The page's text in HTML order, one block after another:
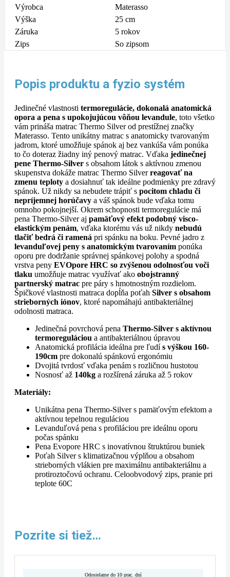
Výrobca
Materasso
Výška
25 cm
Záruka
5 rokov
Zips
So zipsom
Popis produktu a fyzio systém
Jedinečné vlastnosti termoregulácie, dokonalá anatomická
opora a pena s upokojujúcou vôňou levandule, toto všetko
vám prináša matrac Thermo Silver od prestížnej značky
Materasso. Tento unikátny matrac s anatomicky tvarovaným
jadrom, ktoré umožňuje spánok aj bez vankúša vám ponúka
to čo doteraz žiadny iný penový matrac. Vďaka jedinečnej
pene Thermo-Silver s obsahom látok s aktívnou zmenou
skupenstva dokáže matrac Thermo Silverreagovať na
zmenu teploty a dosiahnuť tak ideálne podmienky pre zdravý
spánok. Už nikdy sa nebudete trápiť s pocitom chladu či
nepríjemnej horúčavy a váš spánok bude vďaka tomu
omnoho pokojnejší. Okrem schopnosti termoregulácie má
pena Thermo-Silver aj pamäťový efekt podobný visco-
elastickým penám, vďaka ktorému vás už nikdy nebudú
tlačiť bedrá či ramená pri spánku na boku. Pevné jadro z
levanduľovej peny s anatomickým tvarovaním ponúka
oporu pre dodržanie správnej spánkovej polohy a spodná
vrstva peny EVOpore HRC so zvýšenou odolnosťou voči
tlaku umožňuje matrac využívať ako obojstranný
partnerský matrac pre páry s hmotnostným rozdielom.
Špičkové vlastnosti matraca dopĺňa poťah Silver s obsahom
strieborných iónov, ktoré napomáhajú antibakteriálnej
odolnosti matraca.
Jedinečná povrchová pena Thermo-Silver s aktívnou
termoreguláciou a antibakteriálnou úpravou
Anatomická profilácia ideálna pre ľudí s výškou 160-
190cm pre dokonalú spánkovú ergonómiu
Dvojitá tvrdosť vďaka penám s rozličnou hustotou
Nosnosť až 140kg a rozšírená záruka až 5 rokov
Materiály:
Unikátna pena Thermo-Silver s pamäťovým efektom a
aktívnou tepelnou reguláciou
Levanduľová pena s profiláciou pre ideálnu oporu
počas spánku
Pena Evopore HRC s inovatívnou štruktúrou buniek
Poťah Silver s klimatizačnou výplňou a obsahom
strieborných vlákien pre maximálnu antibakteriálnu a
protiroztočovú ochranu. Celoobvodový zips, pranie pri
teplote 60C
Pozrite si tiež…
Odosielame do 10 prac. dní